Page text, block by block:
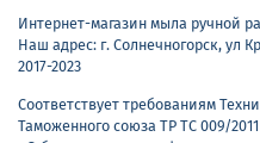
Интернет-магазин мыла ручной
Наш адрес: г. Солнечногорск, ул
2017-2023
Соответствует требованиям
Таможенного союза ТР ТС 009/2011